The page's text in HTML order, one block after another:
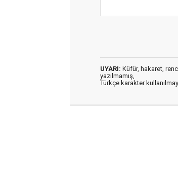
UYARI: Küfür, hakaret,
yazılmamış,
Türkçe karakter